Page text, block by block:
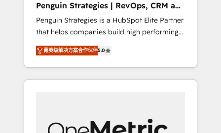
Pas pour remplacer l'humain, mais pour
l'augmenter. Chez Ideagency, nous
accompagnons cette transformation. D'abord
les fondations : des données unifiées, des
processus alignés. Ensuite l'augmentation :
l'IA là où elle crée de la valeur. Et surtout :
l'humain qui reste au centre. Parce que la
Penguin Strategies | RevOps, CRM and
AI
Penguin Strategies is a HubSpot Elite Partner
that helps companies build high performing
revenue operations across complex sales
cycles, multi system environments and global
SaaS or manufacturing teams. Trusted by
leading enterprises and fast growing scale
architecture 🔗 CRM migrations & End to end
菁英级解决方案合作伙伴5.0